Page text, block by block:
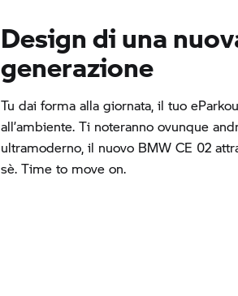
Design di una
generazione
Tu dai forma alla giornata, il tuo
all’ambiente. Ti noteranno ovunque
ultramoderno, il nuovo BMW CE 02
sè. Time to move on.